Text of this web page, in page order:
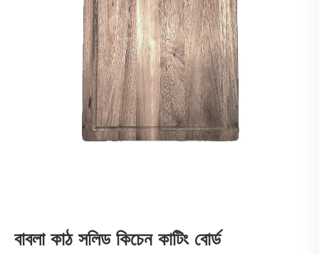
বাবলা কাঠ সলিড কিচেন কাটিং বোর্ড